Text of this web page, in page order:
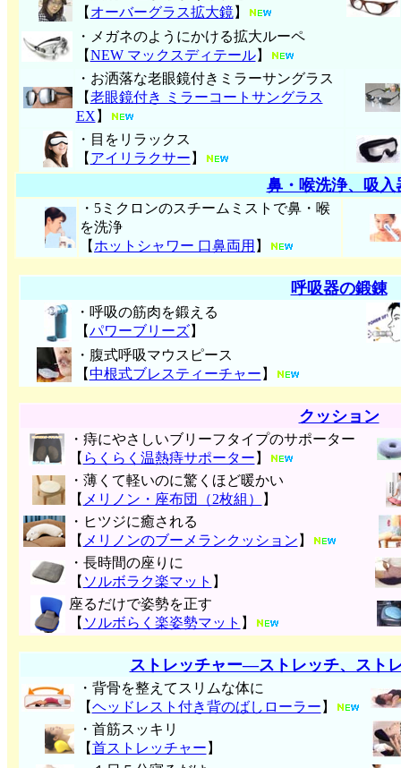
【 オーバーグラス拡大鏡】
・メガネのようにかける拡大ルーペ
【NEW マックスディテール】
・お洒落な老眼鏡付きミラーサングラス
【老眼鏡付き ミラーコートサングラス
EX 】
・目をリラックス
【 アイリラクサー 】
鼻・喉洗浄、吸入
・5ミクロンのスチームミストで鼻・喉
を洗浄
【 ホットシャワー 口鼻両用 】
呼吸器の鍛錬
・呼吸の筋肉を鍛える
【パワーブリーズ】
・腹式呼吸マウスピース
【中根式ブレスティーチャー 】
クッション
・痔にやさしいブリーフタイプのサポーター
【 らくらく温熱痔サポーター 】
・薄くて軽いのに驚くほど暖かい
【 メリノン・座布団（2枚組）
】
・ヒツジに癒される
【 メリノンのブーメランクッション 】
・長時間の座りに
【 ソルボラク楽マット 】
座るだけで姿勢を正す
【 ソルボらく楽姿勢マット 】
ストレッチャー―ストレッチ、スト
・背骨を整えてスリムな体に
【ヘッドレスト付き背のばしローラー 】
・首筋スッキリ
【首ストレッチャー 】